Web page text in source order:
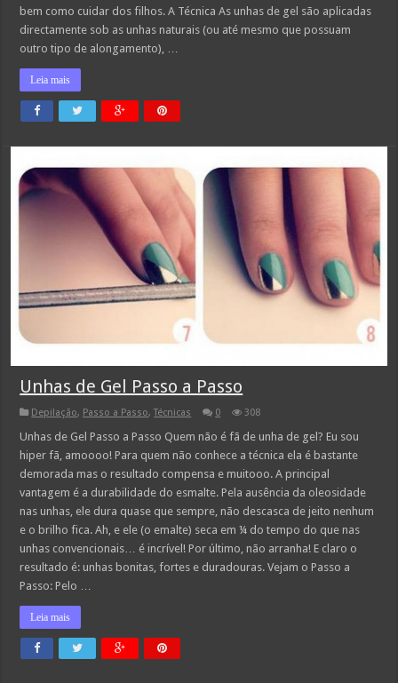
bem como cuidar dos filhos. A Técnica As unhas de gel são aplicadas
directamente sob as unhas naturais (ou até mesmo que possuam
outro tipo de alongamento), …
Leia mais
Unhas de Gel Passo a Passo
Depilação, Passo a Passo,Técnicas 0 308
Unhas de Gel Passo a Passo Quem não é fã de unha de gel? Eu sou
hiper fã, amoooo! Para quem não conhece a técnica ela é bastante
demorada mas o resultado compensa e muitooo. A principal
vantagem é a durabilidade do esmalte. Pela ausência da oleosidade
nas unhas, ele dura quase que sempre, não descasca de jeito nenhum
e o brilho fica. Ah, e ele (o emalte) seca em ¼ do tempo do que nas
unhas convencionais… é incrível! Por último, não arranha! E claro o
resultado é: unhas bonitas, fortes e duradouras. Vejam o Passo a
Passo: Pelo …
Leia mais